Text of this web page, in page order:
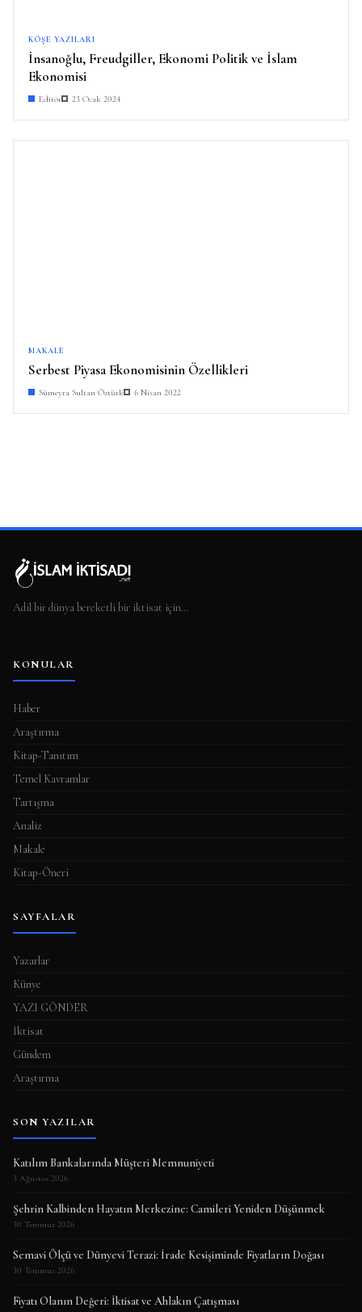
KÖŞE YAZILARI
İnsanoğlu, Freudgiller, Ekonomi Politik ve İslam
Ekonomisi
Editör 23 Ocak 2024
MAKALE
Serbest Piyasa Ekonomisinin Özellikleri
Sümeyra Sultan Öztürk 6 Nisan 2022
Adil bir dünya bereketli bir iktisat için…
KONULAR
Haber
Araştırma
Kitap-Tanıtım
Temel Kavramlar
Tartışma
Analiz
Makale
Kitap-Öneri
SAYFALAR
Yazarlar
Künye
YAZI GÖNDER
İktisat
Gündem
Araştırma
SON YAZILAR
Katılım Bankalarında Müşteri Memnuniyeti
3 Ağustos 2026
Şehrin Kalbinden Hayatın Merkezine: Camileri Yeniden Düşünmek
30 Temmuz 2026
Semavi Ölçü ve Dünyevi Terazi: İrade Kesişiminde Fiyatların Doğası
30 Temmuz 2026
Fiyatı Olanın Değeri: İktisat ve Ahlakın Çatışması